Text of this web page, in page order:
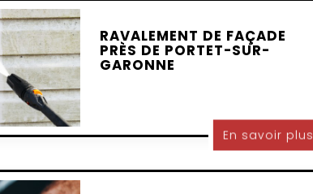
RAVALEMENT DE FAÇADE
PRÈS DE PORTET-SUR-
GARONNE
En savoir plus